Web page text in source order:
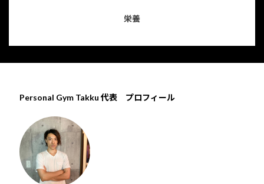
栄養
Personal Gym Takku 代表 プロフィール